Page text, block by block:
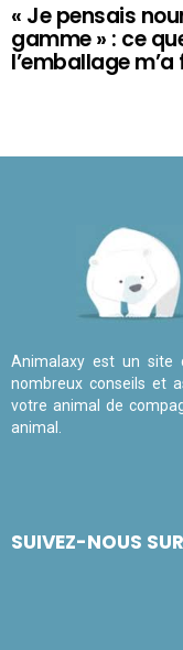
« Je pensais
gamme » : ce
l’emballage
Animalaxy est un site
nombreux conseils et
votre animal de
animal.
SUIVEZ-NOUS